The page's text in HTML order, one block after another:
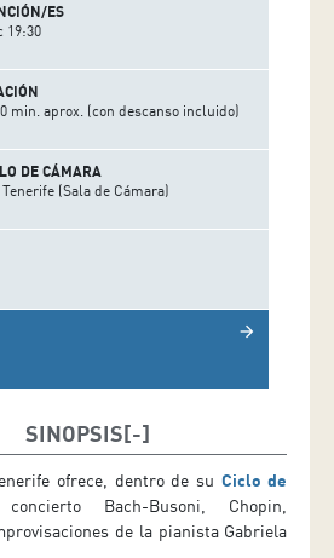
ES
19:30
min. aprox. (con descanso incluido)
DE CÁMARA
(Sala de Cámara)
arrow_forward
SINOPSIS
ofrece, dentro de su Ciclo de
Bach-Busoni, Chopin,
de la pianista Gabriela